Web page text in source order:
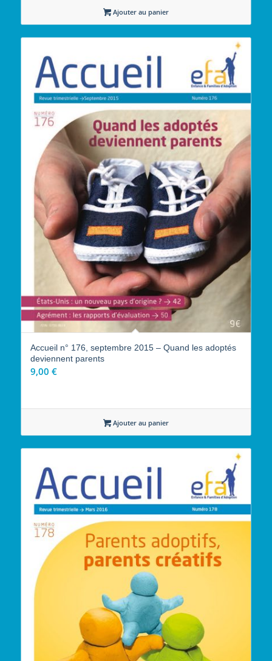
Ajouter au panier
Accueil n° 176, septembre 2015 – Quand les adoptés
deviennent parents
9,00 €
Ajouter au panier